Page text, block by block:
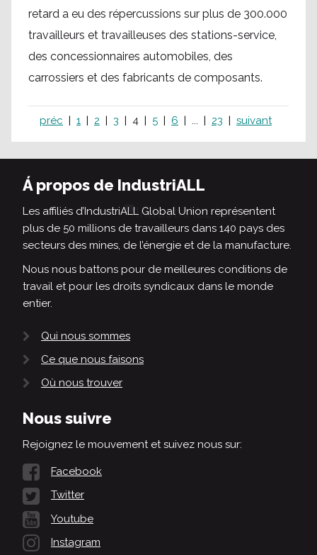
retard a eu des répercussions sur plus de 300.000
travailleurs et travailleuses des stations-service,
des concessionnaires automobiles, des
carrossiers et des fabricants de composants.
préc 1 2 3 4 5 6 ... 23 suivant
Á propos de IndustriALL
Les affiliés d’IndustriALL Global Union représentent
plus de 50 millions de travailleurs dans 140 pays des
secteurs des mines, de l’énergie et de la manufacture.
Nous nous battons pour de meilleures conditions de
travail et pour les droits syndicaux dans le monde
entier.
Qui nous sommes
Ce que nous faisons
Où nous trouver
Nous suivre
Rejoignez le mouvement et suivez nous sur:
Facebook
Twitter
Youtube
Instagram